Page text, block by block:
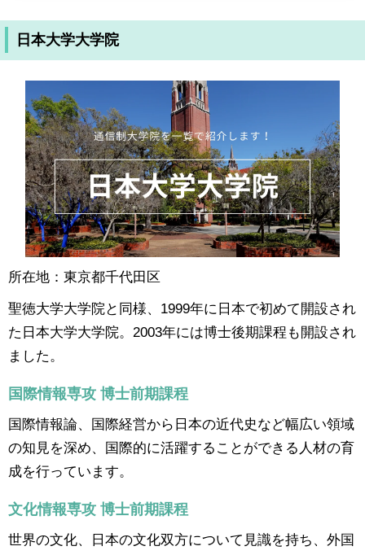
日本大学大学院
所在地：東京都千代田区
聖徳大学大学院と同様、1999年に日本で初めて開設され
た日本大学大学院。2003年には博士後期課程も開設され
ました。
国際情報専攻 博士前期課程
国際情報論、国際経営から日本の近代史など幅広い領域
の知見を深め、国際的に活躍することができる人材の育
成を行っています。
文化情報専攻 博士前期課程
世界の文化、日本の文化双方について見識を持ち、外国